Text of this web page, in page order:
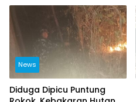
News
Diduga Dipicu Puntung